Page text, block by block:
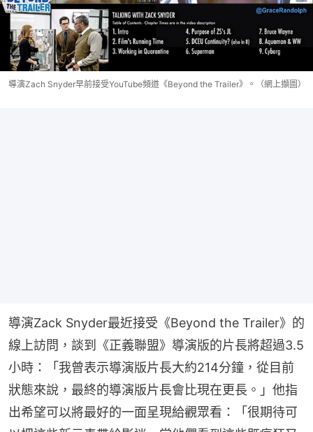
導演Zach Snyder早前接受YouTube頻道《Beyond the Trailer》。（網上擷圖）
導演Zack Snyder最近接受《Beyond the Trailer》的
線上訪問，談到《正義聯盟》導演版的片長將超過3.5
小時：「我曾表示導演版片長大約214分鐘，從目前
狀態來說，最終的導演版片長會比現在更長。」他指
出希望可以將最好的一面呈現給觀眾看：「很期待可